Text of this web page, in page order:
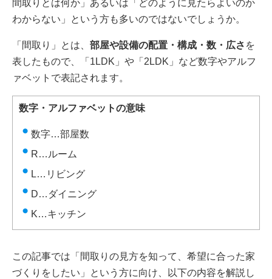
間取りとは何か」あるいは「どのように見たらよいのか
わからない」という方も多いのではないでしょうか。
「間取り」とは、 部屋や設備の配置・構成・数・広さ を
表したもので、「1LDK」や「2LDK」など数字やアルフ
ァベットで表記されます。
数字・アルファベットの意味
数字…部屋数
R…ルーム
L…リビング
D…ダイニング
K…キッチン
この記事では「間取りの見方を知って、希望に合った家
づくりをしたい」という方に向け、以下の内容を解説し